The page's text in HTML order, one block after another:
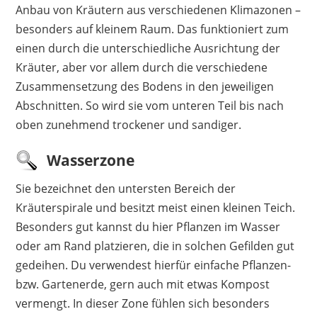
Anbau von Kräutern aus verschiedenen Klimazonen –
besonders auf kleinem Raum. Das funktioniert zum
einen durch die unterschiedliche Ausrichtung der
Kräuter, aber vor allem durch die verschiedene
Zusammensetzung des Bodens in den jeweiligen
Abschnitten. So wird sie vom unteren Teil bis nach
oben zunehmend trockener und sandiger.
Wasserzone
Sie bezeichnet den untersten Bereich der
Kräuterspirale und besitzt meist einen kleinen Teich.
Besonders gut kannst du hier Pflanzen im Wasser
oder am Rand platzieren, die in solchen Gefilden gut
gedeihen. Du verwendest hierfür einfache Pflanzen-
bzw. Gartenerde, gern auch mit etwas Kompost
vermengt. In dieser Zone fühlen sich besonders